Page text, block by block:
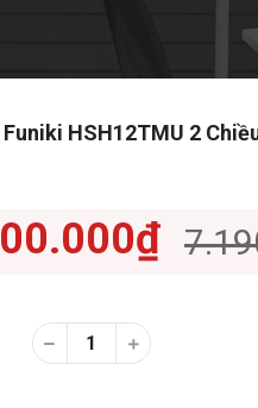
HSH12TMU 2